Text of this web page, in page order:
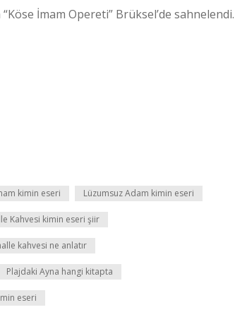
İmam Opereti” Brüksel’de sahnelendi.
kimin eseri Lüzumsuz Adam kimin eseri
Kahvesi kimin eseri şiir
kahvesi ne anlatır
Plajdaki Ayna hangi kitapta
eseri